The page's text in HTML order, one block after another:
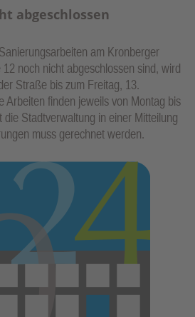
abgeschlossen
am Kronberger
noch nicht abgeschlossen sind, wird
Straße bis zum Freitag, 13.
Arbeiten finden jeweils von Montag bis
Stadtverwaltung in einer Mitteilung
muss gerechnet werden.